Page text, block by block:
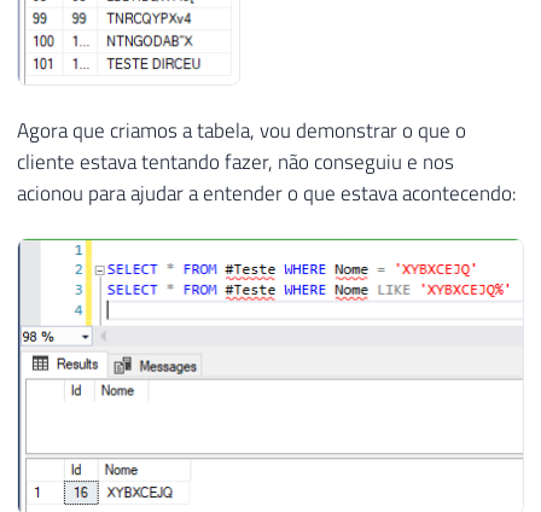
39
40
41
SET @Contador
END
Agora que criamos a tabela, vou demonstrar o que o
cliente estava tentando fazer, não conseguiu e nos
acionou para ajudar a entender o que estava acontecendo: